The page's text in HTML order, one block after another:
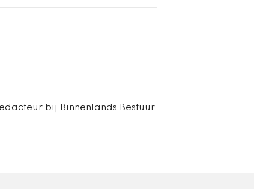
bij Binnenlands Bestuur.